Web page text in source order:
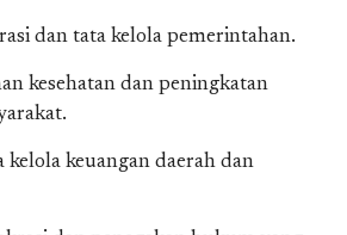
dan tata kelola pemerintahan.
kesehatan dan peningkatan
kelola keuangan daerah dan